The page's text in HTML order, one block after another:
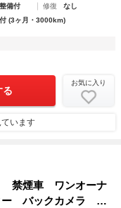
備付 修復
なし
(3ヶ月・3000km)
る
お気に入り
います
禁煙車 ワンオーナ
ー バックカメラ ク